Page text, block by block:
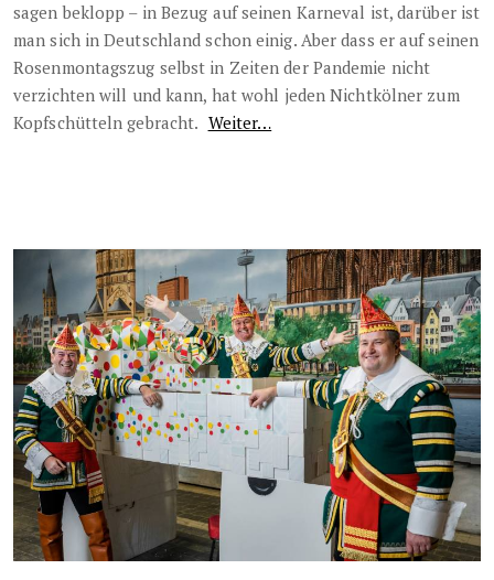
sagen beklopp – in Bezug auf seinen Karneval ist, darüber ist
man sich in Deutschland schon einig. Aber dass er auf seinen
Rosenmontagszug selbst in Zeiten der Pandemie nicht
verzichten will und kann, hat wohl jeden Nichtkölner zum
Kopfschütteln gebracht. Weiter…